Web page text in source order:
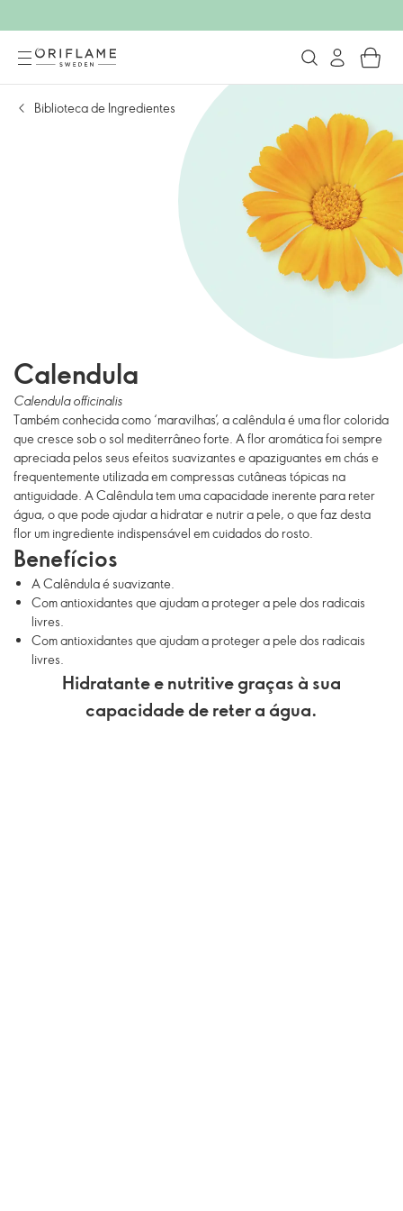
Biblioteca de Ingredientes
Calendula
Calendula officinalis
Também conhecida como ‘maravilhas’, a calêndula é uma flor colorida
que cresce sob o sol mediterrâneo forte. A flor aromática foi sempre
apreciada pelos seus efeitos suavizantes e apaziguantes em chás e
frequentemente utilizada em compressas cutâneas tópicas na
antiguidade. A Calêndula tem uma capacidade inerente para reter
água, o que pode ajudar a hidratar e nutrir a pele, o que faz desta
flor um ingrediente indispensável em cuidados do rosto.
Benefícios
A Calêndula é suavizante.
Com antioxidantes que ajudam a proteger a pele dos radicais
livres.
Com antioxidantes que ajudam a proteger a pele dos radicais
livres.
Hidratante e nutritive graças à sua
capacidade de reter a água.